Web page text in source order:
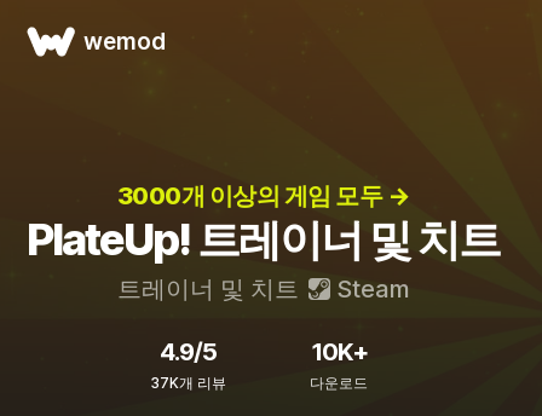
wemod
3000개 이상의 게임 모두 →
PlateUp! 트레이너 및 치트
트레이너 및 치트 Steam
4.9/5
37K개 리뷰
10K+
다운로드